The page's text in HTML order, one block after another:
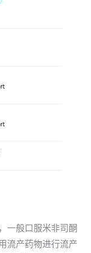
一般口服米非司酮
流产药物进行流产